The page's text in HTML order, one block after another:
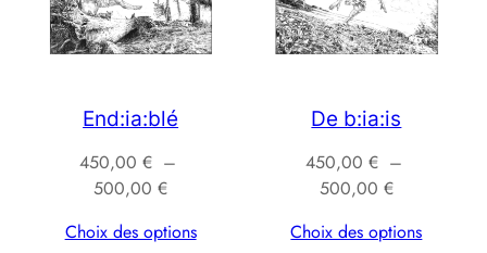
End:ia:blé
450,00€ –
500,00€Plage
prix :
Choix des options
De b:ia:is
450,00 € –
500,00 €Plage
prix :
Choix des options